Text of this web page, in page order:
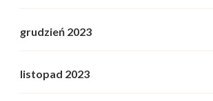
grudzień 2023
listopad 2023